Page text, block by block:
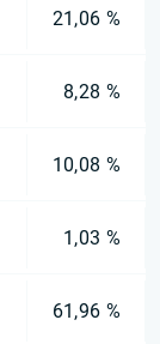
21,06 %
8,28 %
10,08 %
1,03 %
61,96 %